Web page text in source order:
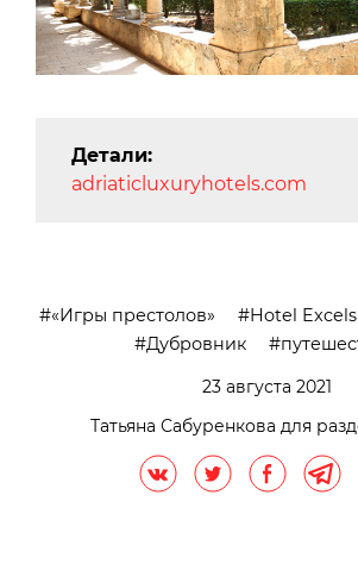
Детали:
adriaticluxuryhotels.com
«Игры престолов»
Hotel
Дубровник
23 августа 2021
Татьяна Сабуренкова для